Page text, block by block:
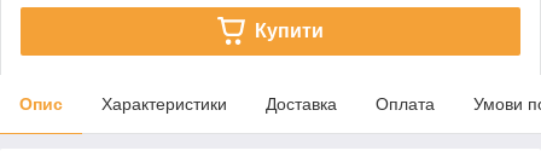
Купити
Опис Характеристики Доставка Оплата Умови